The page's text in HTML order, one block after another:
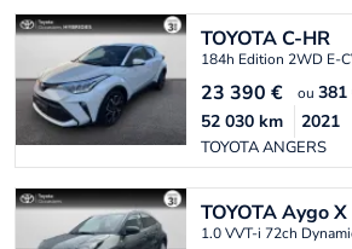
TOYOTAC-HR
184h Edition 2WD E-
23 390 € ou 381
TOYOTA ANGERS
52 030 km 2021
TOYOTAAygo X
1.0 VVT-i 72ch